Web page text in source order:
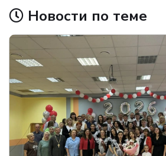
Новости по теме